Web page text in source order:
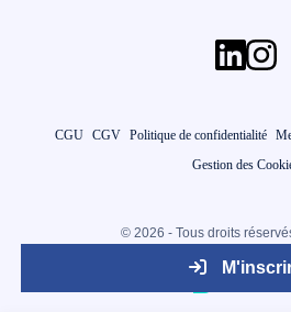
CGU CGV Politique de confidentialité
Gestion des
© 2026 - Tous droits